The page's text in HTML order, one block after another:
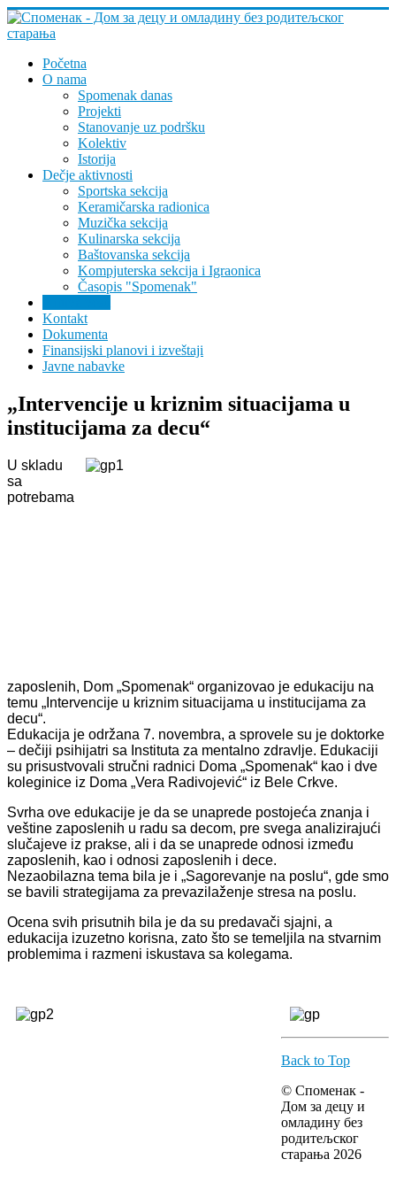
Početna
O nama
Spomenak danas
Projekti
Stanovanje uz podršku
Kolektiv
Istorija
Dečje aktivnosti
Sportska sekcija
Keramičarska radionica
Muzička sekcija
Kulinarska sekcija
Baštovanska sekcija
Kompjuterska sekcija i Igraonica
Časopis "Spomenak"
Kontakt
Dokumenta
Finansijski planovi i izveštaji
Javne nabavke
„Intervencije u kriznim situacijama u
institucijama za decu“
U skladu
sa
potrebama
zaposlenih, Dom „Spomenak“ organizovao je edukaciju na
temu „Intervencije u kriznim situacijama u institucijama za
decu“.
Edukacija je održana 7. novembra, a sprovele su je doktorke
– dečiji psihijatri sa Instituta za mentalno zdravlje. Edukaciji
su prisustvovali stručni radnici Doma „Spomenak“ kao i dve
koleginice iz Doma „Vera Radivojević“ iz Bele Crkve.
Svrha ove edukacije je da se unaprede postojeća znanja i
veštine zaposlenih u radu sa decom, pre svega analizirajući
slučajeve iz prakse, ali i da se unaprede odnosi između
zaposlenih, kao i odnosi zaposlenih i dece.
Nezaobilazna tema bila je i „Sagorevanje na poslu“, gde smo
se bavili strategijama za prevazilaženje stresa na poslu.
Ocena svih prisutnih bila je da su predavači sjajni, a
edukacija izuzetno korisna, zato što se temeljila na stvarnim
problemima i razmeni iskustava sa kolegama.
Back to Top
© Споменак -
Дом за децу и
омладину без
родитељског
старања 2026